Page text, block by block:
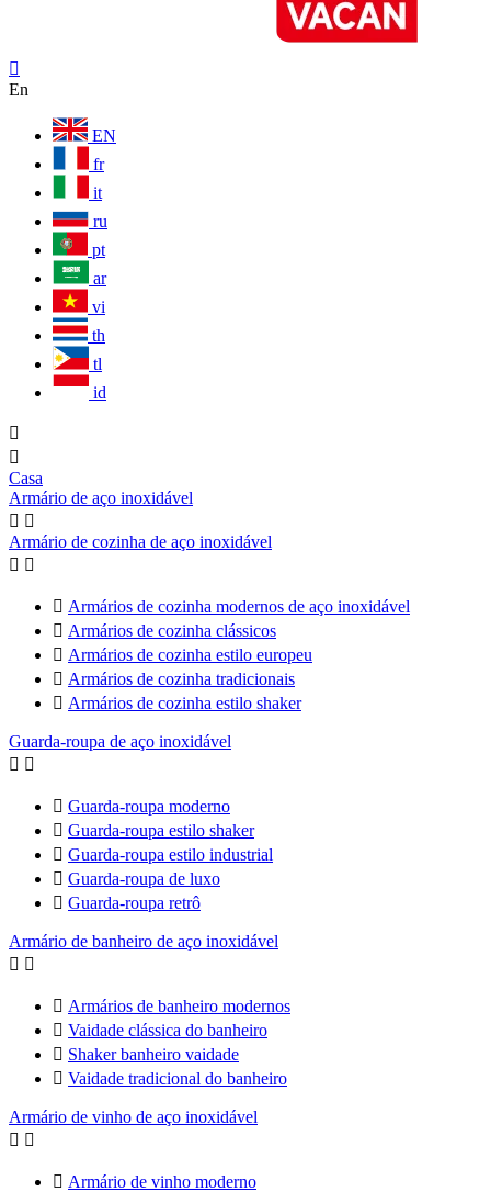

En
EN
fr
it
ru
pt
ar
vi
th
tl
id


Casa
Armário de aço inoxidável
 
Armário de cozinha de aço inoxidável
 
 Armários de cozinha modernos de aço inoxidável
 Armários de cozinha clássicos
 Armários de cozinha estilo europeu
 Armários de cozinha tradicionais
 Armários de cozinha estilo shaker
Guarda-roupa de aço inoxidável
 
 Guarda-roupa moderno
 Guarda-roupa estilo shaker
 Guarda-roupa estilo industrial
 Guarda-roupa de luxo
 Guarda-roupa retrô
Armário de banheiro de aço inoxidável
 
 Armários de banheiro modernos
 Vaidade clássica do banheiro
 Shaker banheiro vaidade
 Vaidade tradicional do banheiro
Armário de vinho de aço inoxidável
 
 Armário de vinho moderno